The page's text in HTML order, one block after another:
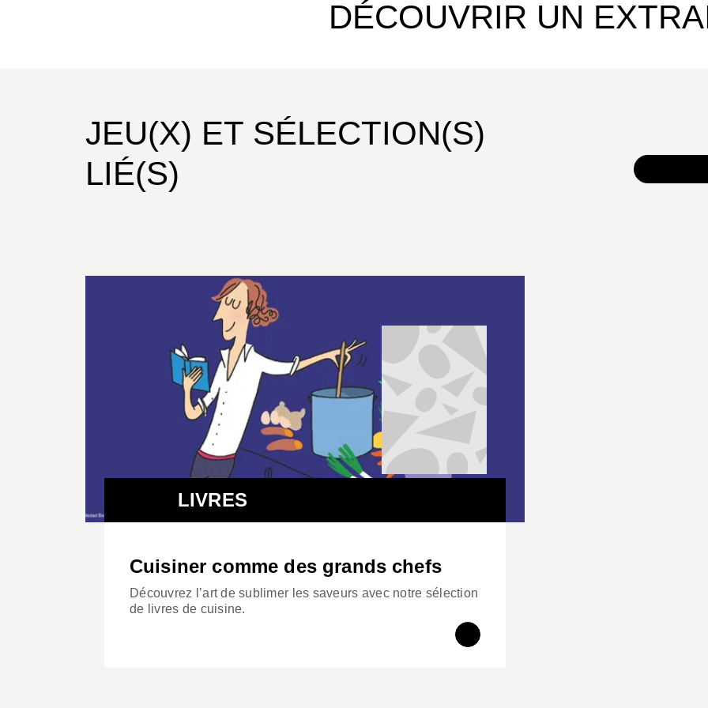
DÉCOUVRIR UN
JEU(X) ET SÉLECTION(S)
LIÉ(S)
LIVRES
Cuisiner comme des grands chefs
Découvrez l’art de sublimer les saveurs avec notre sélection
de livres de cuisine.